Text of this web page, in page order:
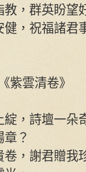
，群英盼望
，祝福諸君
紫雲清卷》
綻，詩壇一朵
？
卷，謝君贈我